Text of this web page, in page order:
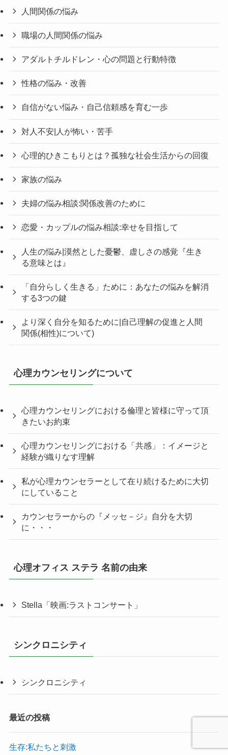
人間関係の悩み
職場の人間関係の悩み
アダルトチルドレン・心の問題と行動特徴
性格の悩み・改善
自信がない悩み・自己信頼感を育む一歩
対人不安|人が怖い・苦手
心理的ひきこもりとは？孤独な社会生活からの回復
家族の悩み
夫婦の悩み相談:関係改善のために
恋愛・カップルの悩み相談:幸せを目指して
人生の悩み|漠然とした憂鬱、虚しさの感覚『生き
る意味とは』
「自分らしく生きる」ために：あなたの悩みを解消
する3つの鍵
より深く自分を知るために|自己理解の促進と人間
関係(相性)について)
心理カウンセリングについて
心理カウンセリングにおける倫理と皆様に守って頂
きたいお約束
心理カウンセリングにおける「共感」：イメージと
経験が織りなす理解
私が心理カウンセラーとして在り続けるために大切
にしていること
カウンセラーからの『メッセ－ジ』自分を大切
に・・・
心理オフィス ステラ 名前の由来
Stella「映画:ラストコンサート」
シンクロニシティ
シンクロニシティ
最近の投稿
生存:私たちと刺激